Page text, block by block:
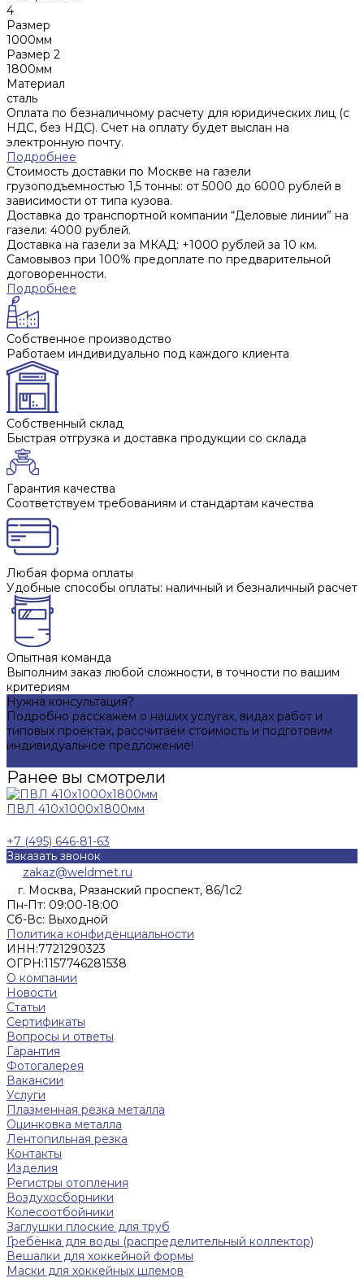
4
Размер
1000мм
Размер 2
1800мм
Материал
сталь
Оплата по безналичному расчету для юридических лиц (с
НДС, без НДС). Счет на оплату будет выслан на
электронную почту.
Подробнее
Стоимость доставки по Москве на газели
грузоподъемностью 1,5 тонны: от 5000 до 6000 рублей в
зависимости от типа кузова.
Доставка до транспортной компании “Деловые линии” на
газели: 4000 рублей.
Доставка на газели за МКАД: +1000 рублей за 10 км.
Самовывоз при 100% предоплате по предварительной
договоренности.
Подробнее
Собственное производство
Работаем индивидуально под каждого клиента
Собственный склад
Быстрая отгрузка и доставка продукции со склада
Гарантия качества
Соответствуем требованиям и стандартам качества
Любая форма оплаты
Удобные способы оплаты: наличный и безналичный расчет
Опытная команда
Выполним заказ любой сложности, в точности по вашим
критериям
Нужна консультация?
Подробно расскажем о наших услугах, видах работ и
типовых проектах, рассчитаем стоимость и подготовим
индивидуальное предложение!
Ранее вы смотрели
ПВЛ 410x1000x1800мм
+7 (495) 646-81-63
Заказать звонок
zakaz@weldmet.ru
г. Москва, Рязанский проспект, 86/1с2
Пн-Пт: 09:00-18:00
Cб-Вс: Выходной
Политика конфиденциальности
ИНН:7721290323
ОГРН:1157746281538
О компании
Новости
Статьи
Сертификаты
Вопросы и ответы
Гарантия
Фотогалерея
Вакансии
Услуги
Плазменная резка металла
Оцинковка металла
Лентопильная резка
Контакты
Изделия
Регистры отопления
Воздухосборники
Колесоотбойники
Заглушки плоские для труб
Гребёнка для воды (распределительный коллектор)
Вешалки для хоккейной формы
Маски для хоккейных шлемов